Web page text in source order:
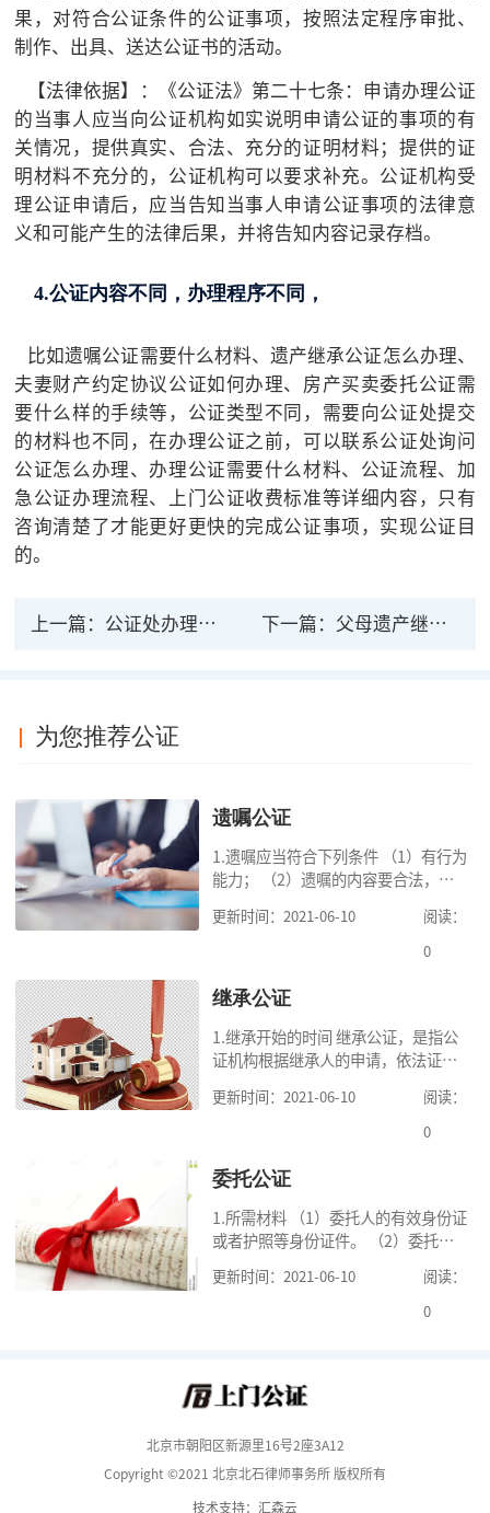
果，对符合公证条件的公证事项，按照法定程序审批、
制作、出具、送达公证书的活动。
【法律依据】：《公证法》第二十七条：申请办理公证
的当事人应当向公证机构如实说明申请公证的事项的有
关情况，提供真实、合法、充分的证明材料；提供的证
明材料不充分的，公证机构可以要求补充。公证机构受
理公证申请后，应当告知当事人申请公证事项的法律意
义和可能产生的法律后果，并将告知内容记录存档。
4.公证内容不同，办理程序不同，
比如遗嘱公证需要什么材料、遗产继承公证怎么办理、
夫妻财产约定协议公证如何办理、房产买卖委托公证需
要什么样的手续等，公证类型不同，需要向公证处提交
的材料也不同，在办理公证之前，可以联系公证处询问
公证怎么办理、办理公证需要什么材料、公证流程、加
急公证办理流程、上门公证收费标准等详细内容，只有
咨询清楚了才能更好更快的完成公证事项，实现公证目
的。
上一篇： 公证处办理遗产继承需要多少钱 下一篇： 父母遗产继承顺序及分配方式
为您推荐公证
遗嘱公证
1.遗嘱应当符合下列条件 （1）有行为
能力； （2）遗嘱的内容要合法，对
人要保留必要的份额； （3）遗嘱中
的财产是个人合法财产。 2.可受理的
更新时间：2021-06-10
阅读：
0
继承公证
1.继承开始的时间 继承公证，是指公
证机构根据继承人的申请，依法证明
国《民法典》第一千一百二十一条规
定，继承从被继承人死亡时开始。 2.
更新时间：2021-06-10
阅读：
0
委托公证
1.所需材料 （1）委托人的有效身份证
或者护照等身份证件。 （2）委托人
人提供《常住人口登记卡》本人页原
件及经过户籍所在单位盖章的首页复
更新时间：2021-06-10
阅读：
0
北京市朝阳区新源里16号2座3A12
Copyright ©2021 北京北石律师事务所 版权所有
技术支持：汇森云